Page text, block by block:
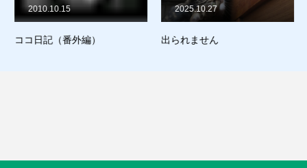
ココ日記（番外編）
2010.10.15
出られません
2025.10.27